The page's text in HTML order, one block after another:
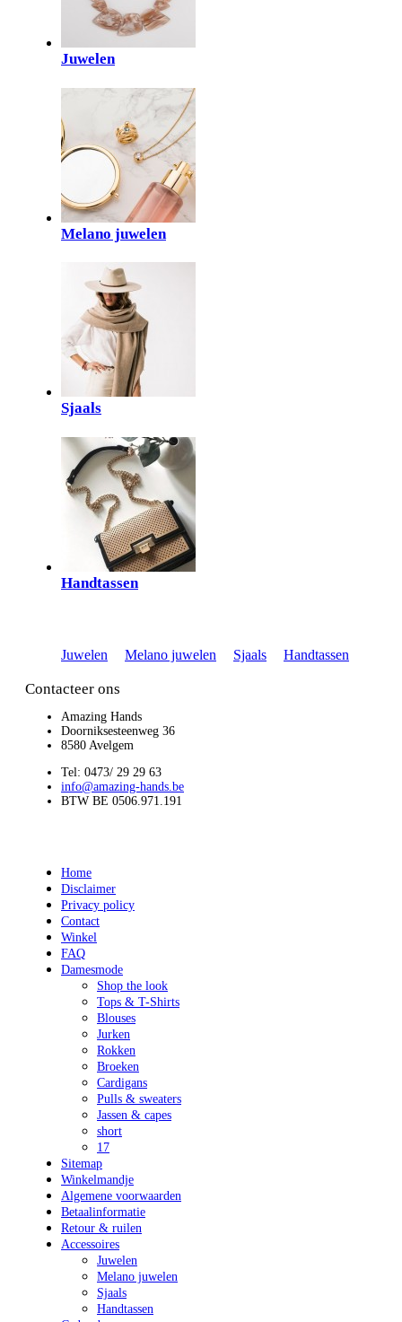
Juwelen
Melano juwelen
Sjaals
Handtassen
Juwelen Melano juwelen Sjaals Handtassen
Contacteer ons
Amazing Hands
Doorniksesteenweg 36
8580 Avelgem
Tel: 0473/ 29 29 63
info@amazing-hands.be
BTW BE 0506.971.191
Home
Disclaimer
Privacy policy
Contact
Winkel
FAQ
Damesmode
Shop the look
Tops & T-Shirts
Blouses
Jurken
Rokken
Broeken
Cardigans
Pulls & sweaters
Jassen & capes
short
17
Sitemap
Winkelmandje
Algemene voorwaarden
Betaalinformatie
Retour & ruilen
Accessoires
Juwelen
Melano juwelen
Sjaals
Handtassen